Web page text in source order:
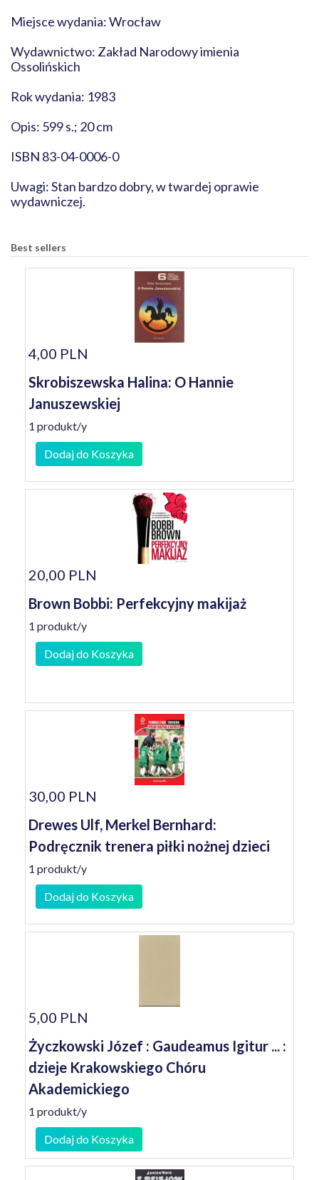
Miejsce wydania: Wrocław
Wydawnictwo: Zakład Narodowy imienia
Ossolińskich
Rok wydania: 1983
Opis: 599 s.; 20 cm
ISBN 83-04-0006-0
Uwagi: Stan bardzo dobry, w twardej oprawie
wydawniczej.
Best sellers
4,00 PLN
Skrobiszewska Halina: O Hannie
Januszewskiej
1 produkt/y
Dodaj do Koszyka
20,00 PLN
Brown Bobbi: Perfekcyjny makijaż
1 produkt/y
Dodaj do Koszyka
30,00 PLN
Drewes Ulf, Merkel Bernhard:
Podręcznik trenera piłki nożnej dzieci
1 produkt/y
Dodaj do Koszyka
5,00 PLN
Życzkowski Józef : Gaudeamus Igitur ... :
dzieje Krakowskiego Chóru
Akademickiego
1 produkt/y
Dodaj do Koszyka